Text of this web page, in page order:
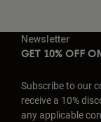
Newsletter
GET 10% OFF
Subscribe to our
receive a 10%
any applicable